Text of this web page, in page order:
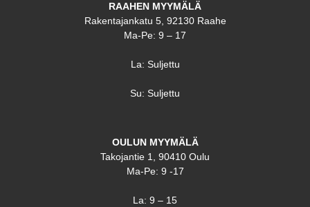
RAAHEN MYYMÄLÄ
Rakentajankatu 5, 92130 Raahe
Ma-Pe: 9 – 17
La: Suljettu
Su: Suljettu
OULUN MYYMÄLÄ
Takojantie 1, 90410 Oulu
Ma-Pe: 9 -17
La: 9 – 15